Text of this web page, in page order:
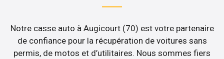
Notre casse auto à Augicourt (70) est votre partenaire
de confiance pour la récupération de voitures sans
permis, de motos et d’utilitaires. Nous sommes fiers